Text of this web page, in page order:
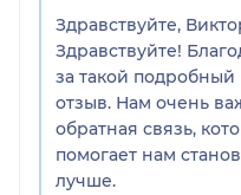
Здравствуйте,
Здравствуйте!
за такой
отзыв. Нам очень
обратная связь,
помогает нам
лучше.